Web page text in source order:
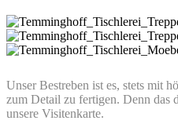
Unser Bestreben ist es, stets mit
zum Detail zu fertigen. Denn das
unsere Visitenkarte.